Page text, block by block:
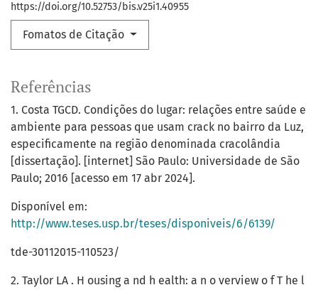
https://doi.org/10.52753/bis.v25i1.40955
Fomatos de Citação
Referências
1. Costa TGCD. Condições do lugar: relações entre saúde e
ambiente para pessoas que usam crack no bairro da Luz,
especificamente na região denominada cracolândia
[dissertação]. [internet] São Paulo: Universidade de São
Paulo; 2016 [acesso em 17 abr 2024].
Disponível em:
http://www.teses.usp.br/teses/disponiveis/6/6139/
tde-30112015-110523/
2. Taylor LA . H ousing a nd h ealth: a n o verview o f T he l